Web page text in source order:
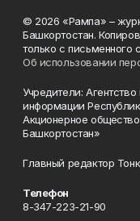
© 2026 «Рампа» –
Башкортостан.
только с письменного
Об использовании
Учредители:
информации
Акционерное
Башкортостан»
Главный редактор
Телефон
8-347-223-21-90